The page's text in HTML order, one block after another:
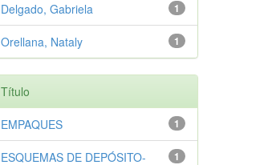
1
Delgado, Gabriela
1
Orellana, Nataly
Título
1
EMPAQUES
1
ESQUEMAS DE DEPÓSITO-